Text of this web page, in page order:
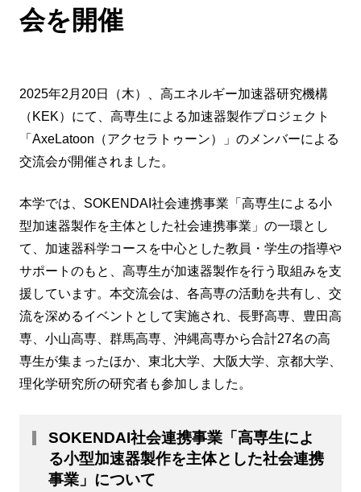
会を開催
2025年2月20日（木）、高エネルギー加速器研究機構
（KEK）にて、高専生による加速器製作プロジェクト
「AxeLatoon（アクセラトゥーン）」のメンバーによる
交流会が開催されました。
本学では、SOKENDAI社会連携事業「高専生による小
型加速器製作を主体とした社会連携事業」の一環とし
て、加速器科学コースを中心とした教員・学生の指導や
サポートのもと、高専生が加速器製作を行う取組みを支
援しています。本交流会は、各高専の活動を共有し、交
流を深めるイベントとして実施され、長野高専、豊田高
専、小山高専、群馬高専、沖縄高専から合計27名の高
専生が集まったほか、東北大学、大阪大学、京都大学、
理化学研究所の研究者も参加しました。
SOKENDAI社会連携事業「高専生によ
る小型加速器製作を主体とした社会連携
事業」について